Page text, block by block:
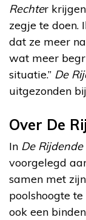
Rechter
zegje te doen.
dat ze meer
wat meer
situatie.” De
uitgezonden
Over De
In De
voorgelegd
samen met
poolshoogte
ook een